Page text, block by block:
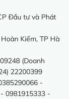
Đầu tư và Phát
Kiếm, TP Hà
(Doanh
22200399
-
0981915333 -